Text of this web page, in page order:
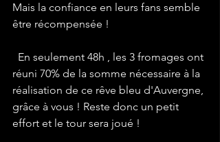
Mais la confiance en leurs fans semble
être récompensée !
réuni 70% de la somme nécessaire à la
réalisation de ce rêve bleu d'Auvergne,
grâce à vous ! Reste donc un petit
effort et le tour sera joué !